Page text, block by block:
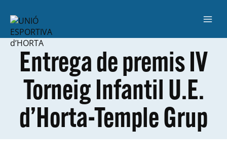
Entrega de premis IV
Torneig Infantil U.E.
d’Horta-Temple Grup